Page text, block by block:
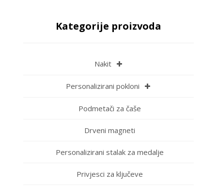
Kategorije proizvoda
Nakit
Personalizirani pokloni
Podmetači za čaše
Drveni magneti
Personalizirani stalak za medalje
Privjesci za ključeve